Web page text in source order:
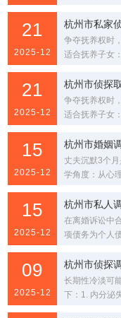
21
2025-12
争夺抚养权时
适合抚养子女
21
2025-12
争夺抚养权时
适合抚养子女
15
2025-12
杭州市婚姻
丈夫沉默3个
学角度：从心
15
2025-12
在离婚诉讼中
项债务为个人
09
2025-12
杭州市侦探
长期性冷淡可
下：1. 内分泌